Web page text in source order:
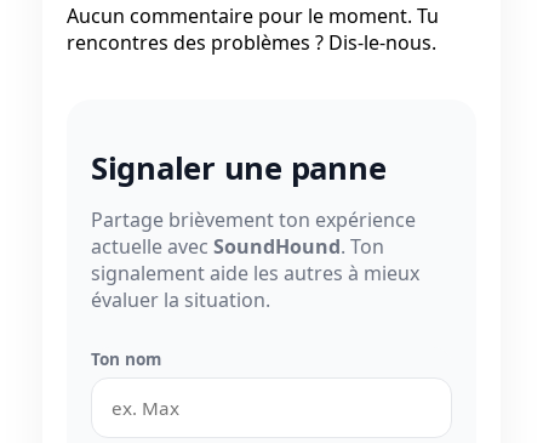
Aucun commentaire pour le moment. Tu
rencontres des problèmes ? Dis-le-nous.
Signaler une panne
Partage brièvement ton expérience
actuelle avec SoundHound. Ton
signalement aide les autres à mieux
évaluer la situation.
Ton nom